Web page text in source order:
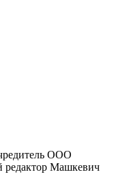
ООО
редактор Машкевич